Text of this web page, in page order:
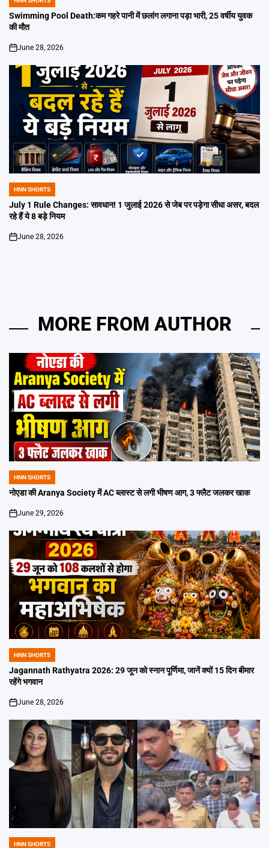
POSTED
IN
Swimming Pool Death:कम गहरे पानी में छलांग लगाना पड़ा भारी, 25 वर्षीय युवक
की मौत
on
June 28, 2026
POSTED
IN
HNN SHORTS
July 1 Rule Changes: सावधान! 1 जुलाई 2026 से जेब पर पड़ेगा सीधा असर, बदल
रहे हैं ये 8 बड़े नियम
on
June 28, 2026
MORE FROM AUTHOR
POSTED
IN
HNN SHORTS
नोएडा की Aranya Society में AC ब्लास्ट से लगी भीषण आग, 3 फ्लैट जलकर खाक
on
June 29, 2026
POSTED
IN
HNN SHORTS
Jagannath Rathyatra 2026: 29 जून को स्नान पूर्णिमा, जानें क्यों 15 दिन बीमार
रहेंगे भगवान
on
June 28, 2026
HNN SHORTS